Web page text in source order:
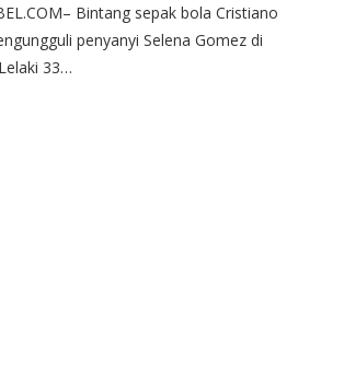
Bintang sepak bola Cristiano
penyanyi Selena Gomez di
33…